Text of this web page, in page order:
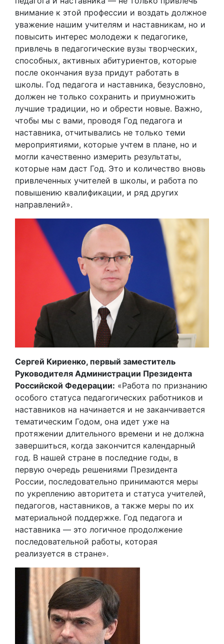
внимание к этой профессии и воздать должное
уважение нашим учителям и наставникам, но и
повысить интерес молодежи к педагогике,
привлечь в педагогические вузы творческих,
способных, активных абитуриентов, которые
после окончания вуза придут работать в
школы. Год педагога и наставника, безусловно,
должен не только сохранить и приумножить
лучшие традиции, но и обрести новые. Важно,
чтобы мы с вами, проводя Год педагога и
наставника, отчитывались не только теми
мероприятиями, которые учтем в плане, но и
могли качественно измерить результаты,
которые нам даст Год. Это и количество вновь
привлеченных учителей в школы, и работа по
повышению квалификации, и ряд других
направлений».
Сергей Кириенко, первый заместитель
Руководителя Администрации Президента
Российской Федерации: «Работа по признанию
особого статуса педагогических работников и
наставников на начинается и не заканчивается
тематическим Годом, она идет уже на
протяжении длительного времени и не должна
завершиться, когда закончится календарный
год. В нашей стране в последние годы, в
первую очередь решениями Президента
России, последовательно принимаются меры
по укреплению авторитета и статуса учителей,
педагогов, наставников, а также меры по их
материальной поддержке. Год педагога и
наставника — это логичное продолжение
последовательной работы, которая
реализуется в стране».